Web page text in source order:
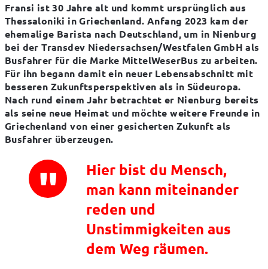
Fransi ist 30 Jahre alt und kommt ursprünglich aus
Thessaloniki in Griechenland. Anfang 2023 kam der
ehemalige Barista nach Deutschland, um in Nienburg
bei der Transdev Niedersachsen/Westfalen GmbH als
Busfahrer für die Marke MittelWeserBus zu arbeiten.
Für ihn begann damit ein neuer Lebensabschnitt mit
besseren Zukunftsperspektiven als in Südeuropa.
Nach rund einem Jahr betrachtet er Nienburg bereits
als seine neue Heimat und möchte weitere Freunde in
Griechenland von einer gesicherten Zukunft als
Busfahrer überzeugen.
Hier bist du Mensch,
man kann miteinander
reden und
Unstimmigkeiten aus
dem Weg räumen.